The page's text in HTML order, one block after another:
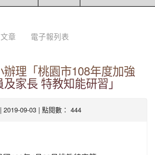
章 電子報列表
辦理「桃園市108年度加強
家長 特教知能研習」
| 2019-09-03 | 點閱數： 444